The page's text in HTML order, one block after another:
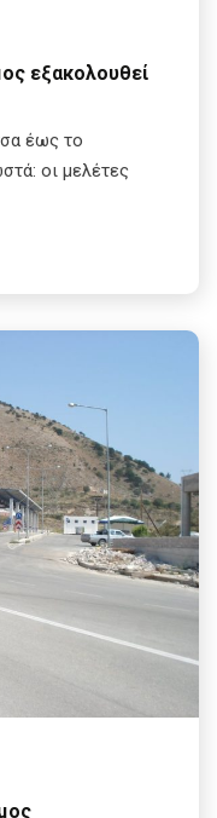
εξακολουθεί
έως το
οι μελέτες